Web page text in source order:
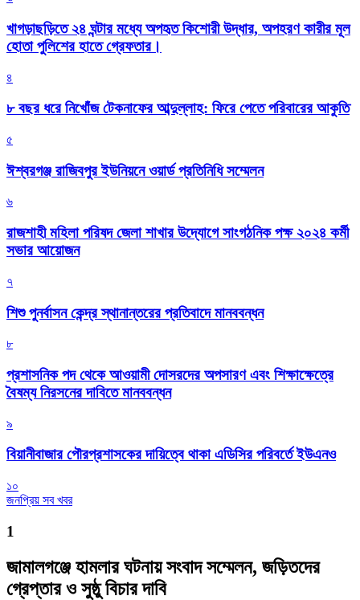
খাগড়াছড়িতে ২৪ ঘন্টার মধ্যে অপহৃত কিশোরী উদ্ধার, অপহরণ কারীর মূল
হোতা পুলিশের হাতে গ্রেফতার।
৪
৮ বছর ধরে নিখোঁজ টেকনাফের আব্দুল্লাহ: ফিরে পেতে পরিবারের আকুতি
৫
ঈশ্বরগঞ্জ রাজিবপুর ইউনিয়নে ওয়ার্ড প্রতিনিধি সম্মেলন
৬
রাজশাহী মহিলা পরিষদ জেলা শাখার উদ্যোগে সাংগঠনিক পক্ষ ২০২৪ কর্মী
সভার আয়োজন
৭
শিশু পুনর্বাসন কেন্দ্র স্থানান্তরের প্রতিবাদে মানববন্ধন
৮
প্রশাসনিক পদ থেকে আওয়ামী দোসরদের অপসারণ এবং শিক্ষাক্ষেত্রে
বৈষম্য নিরসনের দাবিতে মানববন্ধন
৯
বিয়ানীবাজার পৌরপ্রশাসকের দায়িত্বে থাকা এডিসির পরিবর্তে ইউএনও
১০
জনপ্রিয় সব খবর
1
জামালগঞ্জে হামলার ঘটনায় সংবাদ সম্মেলন, জড়িতদের
গ্রেপ্তার ও সুষ্ঠু বিচার দাবি